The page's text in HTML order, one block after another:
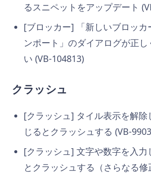
るスニペットをアップデート
[ブロッカー] 「新しいブロッカ
ンポート」のダイアログが正
い (VB-104813)
クラッシュ
[クラッシュ] タイル表示を解除
じるとクラッシュする (VB-
[クラッシュ] 文字や数字を入力
とクラッシュする（さらなる修